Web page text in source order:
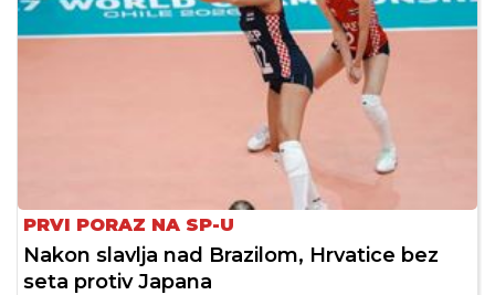
PRVI PORAZ NA SP-U
Nakon slavlja nad Brazilom, Hrvatice bez
seta protiv Japana